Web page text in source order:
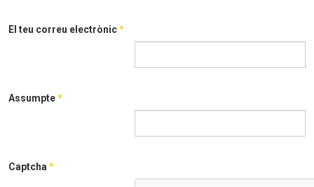
El teu correu electrònic*
Assumpte*
Captcha *